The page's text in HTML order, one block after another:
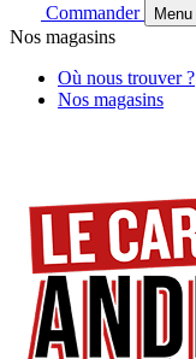
Commander Menu
Nos magasins
Où nous trouver ?
Nos magasins